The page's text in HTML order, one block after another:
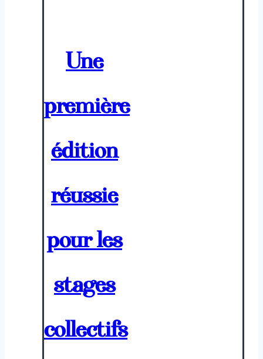
Une
première
édition
réussie
pour les
stages
collectifs